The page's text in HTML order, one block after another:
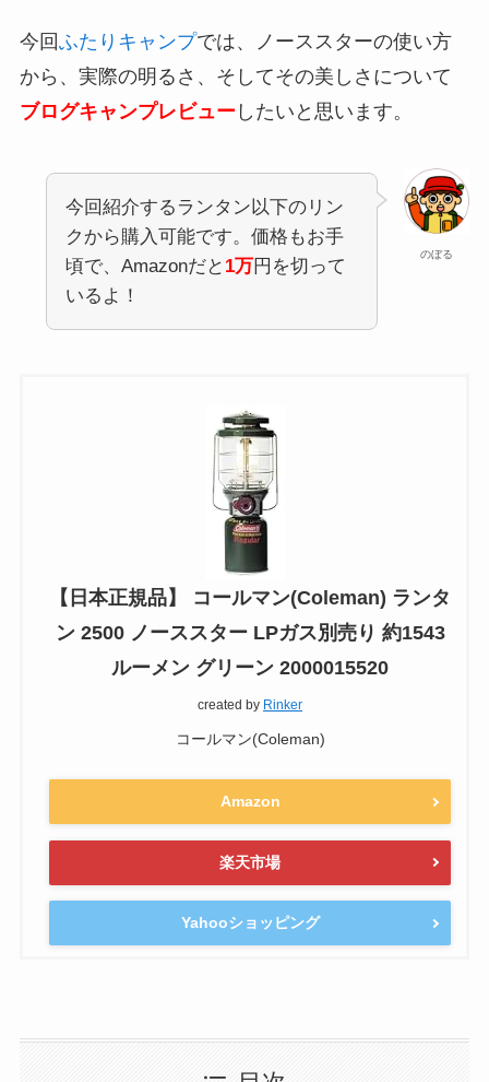
今回ふたりキャンプでは、ノーススターの使い方
から、実際の明るさ、そしてその美しさについて
ブログキャンプレビューしたいと思います。
のぼる
今回紹介するランタン以下のリン
クから購入可能です。価格もお手
頃で、Amazonだと 1万円を切って
いるよ！
【日本正規品】 コールマン(Coleman) ランタ
ン 2500 ノーススター LPガス別売り 約1543
ルーメン グリーン 2000015520
created by Rinker
コールマン(Coleman)
Amazon
楽天市場
Yahooショッピング